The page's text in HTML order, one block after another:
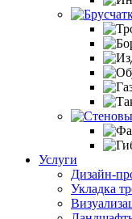
Услуги
Дизайн-
Укладка